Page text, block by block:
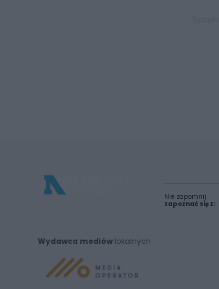
Wydawca mediów lokalnych
Nie zapomnij
zapoznać się z: